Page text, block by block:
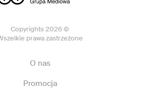
Copyrights 2026 ©
prawa zastrzeżone
O nas
Promocja